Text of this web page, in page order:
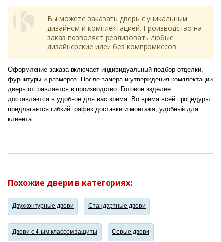
Вы можете заказать дверь с уникальным
дизайном и комплектацией. Производство на
заказ позволяет реализовать любые
дизайнерские идеи без компромиссов.
Оформление заказа включает индивидуальный подбор отделки,
фурнитуры и размеров. После замера и утверждения комплектации
дверь отправляется в производство. Готовое изделие
доставляется в удобное для вас время. Во время всей процедуры
предлагается гибкий график доставки и монтажа, удобный для
клиента.
Похожие двери в категориях:
Двухконтурные двери Стандартные двери
Двери с 4-ым классом защиты Серые двери